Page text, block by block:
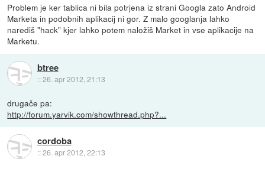
Problem je ker tablica ni bila potrjena iz strani Googla zato Android
Marketa in podobnih aplikacij ni gor. Z malo googlanja lahko
narediš "hack" kjer lahko potem naložiš Market in vse aplikacije na
Marketu.
btree
::26. apr 2012, 21:13
drugače pa:
http://forum.yarvik.com/showthread.php?...
cordoba
::26. apr 2012, 22:13